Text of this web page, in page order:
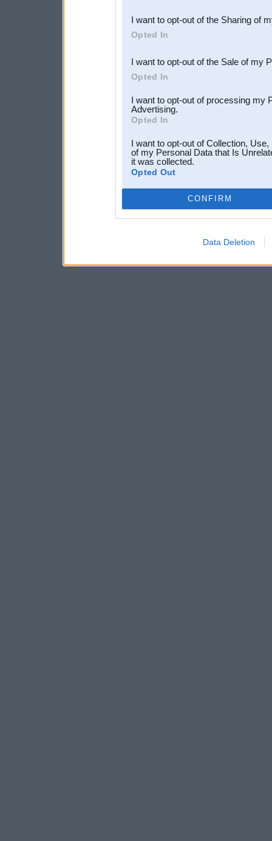
Downstream Participants
third parties.
I want to opt-out of the Sharing of
Opted In
I want to opt-out of the Sale of my
Opted In
I want to opt-out of processing my
Advertising.
Opted In
I want to opt-out of Collection,
of my Personal Data that Is
it was collected.
Opted Out
CONFIRM
Data Deletion